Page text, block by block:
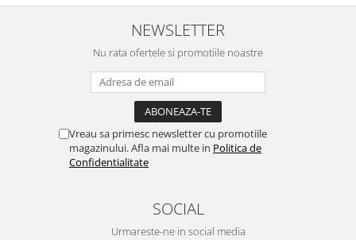
NEWSLETTER
Nu rata ofertele si promotiile noastre
Vreau sa primesc newsletter cu promotiile
magazinului. Afla mai multe in Politica de
Confidentialitate
SOCIAL
Urmareste-ne in social media